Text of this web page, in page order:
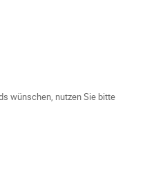
wünschen, nutzen Sie bitte